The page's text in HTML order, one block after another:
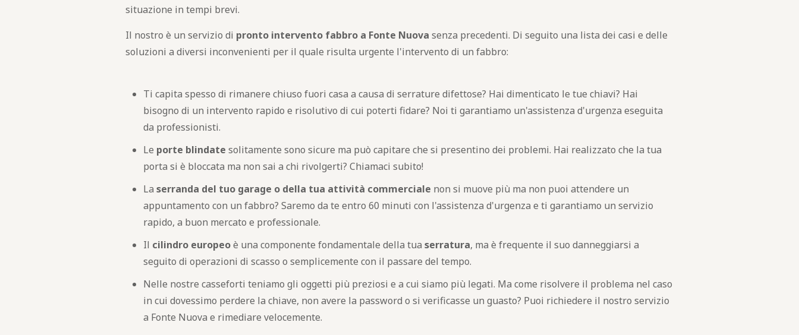
situazione in tempi brevi.
Il nostro è un servizio di pronto intervento fabbro a Fonte Nuova senza precedenti. Di seguito una lista dei casi e delle
soluzioni a diversi inconvenienti per il quale risulta urgente l'intervento di un fabbro:
Ti capita spesso di rimanere chiuso fuori casa a causa di serrature difettose? Hai dimenticato le tue chiavi? Hai
bisogno di un intervento rapido e risolutivo di cui poterti fidare? Noi ti garantiamo un'assistenza d'urgenza eseguita
da professionisti.
Le porte blindate solitamente sono sicure ma può capitare che si presentino dei problemi. Hai realizzato che la tua
porta si è bloccata ma non sai a chi rivolgerti? Chiamaci subito!
Laserranda del tuo garage o della tua attività commerciale non si muove più ma non puoi attendere un
appuntamento con un fabbro? Saremo da te entro 60 minuti con l'assistenza d'urgenza e ti garantiamo un servizio
rapido, a buon mercato e professionale.
Il cilindro europeoè una componente fondamentale della tuaserratura, ma è frequente il suo danneggiarsi a
seguito di operazioni di scasso o semplicemente con il passare del tempo.
Nelle nostre casseforti teniamo gli oggetti più preziosi e a cui siamo più legati. Ma come risolvere il problema nel caso
in cui dovessimo perdere la chiave, non avere la password o si verificasse un guasto? Puoi richiedere il nostro servizio
a Fonte Nuova e rimediare velocemente.